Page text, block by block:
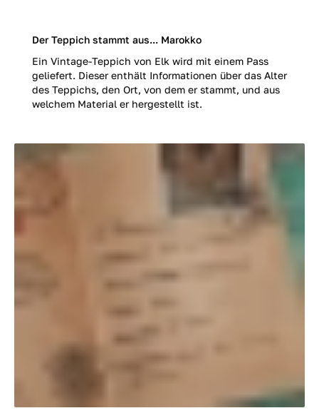
Der Teppich stammt aus... Marokko
Ein Vintage-Teppich von Elk wird mit einem Pass
geliefert. Dieser enthält Informationen über das Alter
des Teppichs, den Ort, von dem er stammt, und aus
welchem Material er hergestellt ist.